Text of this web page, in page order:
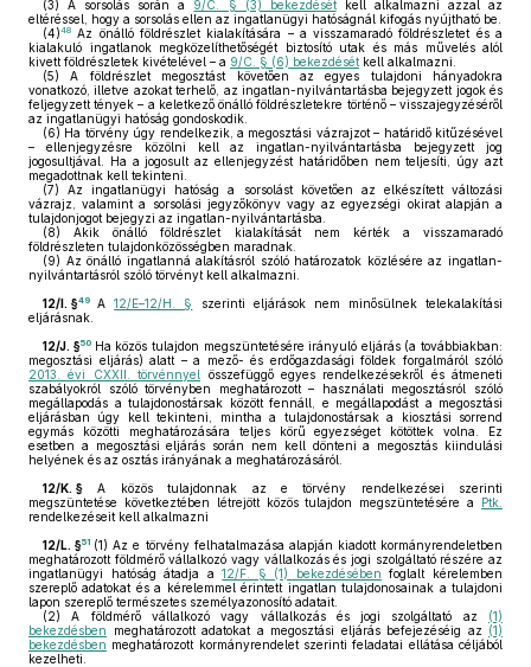
(3) A sorsolás során a 9/C. § (3) bekezdésétkell alkalmazni azzal az
eltéréssel, hogy a sorsolás ellen az ingatlanügyi hatóságnál kifogás nyújtható be.
(4)48 Az önálló földrészlet kialakítására – a visszamaradó földrészletet és a
kialakuló ingatlanok megközelíthetőségét biztosító utak és más művelés alól
kivett földrészletek kivételével – a 9/C. § (6) bekezdését kell alkalmazni.
(5) A földrészlet megosztást követően az egyes tulajdoni hányadokra
vonatkozó, illetve azokat terhelő, az ingatlan-nyilvántartásba bejegyzett jogok és
feljegyzett tények – a keletkező önálló földrészletekre történő – visszajegyzéséről
az ingatlanügyi hatóság gondoskodik.
(6) Ha törvény úgy rendelkezik, a megosztási vázrajzot – határidő kitűzésével
– ellenjegyzésre közölni kell az ingatlan-nyilvántartásba bejegyzett jog
jogosultjával. Ha a jogosult az ellenjegyzést határidőben nem teljesíti, úgy azt
megadottnak kell tekinteni.
(7) Az ingatlanügyi hatóság a sorsolást követően az elkészített változási
vázrajz, valamint a sorsolási jegyzőkönyv vagy az egyezségi okirat alapján a
tulajdonjogot bejegyzi az ingatlan-nyilvántartásba.
(8) Akik önálló földrészlet kialakítását nem kérték a visszamaradó
földrészleten tulajdonközösségben maradnak.
(9) Az önálló ingatlanná alakításról szóló határozatok közlésére az ingatlan-
nyilvántartásról szóló törvényt kell alkalmazni.
12/I. §49 A12/E–12/H. §
szerinti eljárások nem minősülnek telekalakítási
eljárásnak.
12/J. §50 Ha közös tulajdon megszüntetésére irányuló eljárás (a továbbiakban:
megosztási eljárás) alatt – a mező- és erdőgazdasági földek forgalmáról szóló
2013. évi CXXII. törvénnyel összefüggő egyes rendelkezésekről és átmeneti
szabályokról szóló törvényben meghatározott – használati megosztásról szóló
megállapodás a tulajdonostársak között fennáll, e megállapodást a megosztási
eljárásban úgy kell tekinteni, mintha a tulajdonostársak a kiosztási sorrend
egymás közötti meghatározására teljes körű egyezséget kötöttek volna. Ez
esetben a megosztási eljárás során nem kell dönteni a megosztás kiindulási
helyének és az osztás irányának a meghatározásáról.
12/K. § A közös tulajdonnak az e törvény rendelkezései szerinti
megszüntetése következtében létrejött közös tulajdon megszüntetésére a Ptk.
rendelkezéseit kell alkalmazni
12/L. §51 (1) Az e törvény felhatalmazása alapján kiadott kormányrendeletben
meghatározott földmérő vállalkozó vagy vállalkozás és jogi szolgáltató részére az
ingatlanügyi hatóság átadja a12/F. § (1) bekezdésében foglalt kérelemben
szereplő adatokat és a kérelemmel érintett ingatlan tulajdonosainak a tulajdoni
lapon szereplő természetes személyazonosító adatait.
(2) A földmérő vállalkozó vagy vállalkozás és jogi szolgáltató az (1)
bekezdésben meghatározott adatokat a megosztási eljárás befejezéséig az (1)
bekezdésben meghatározott kormányrendelet szerinti feladatai ellátása céljából
kezelheti.